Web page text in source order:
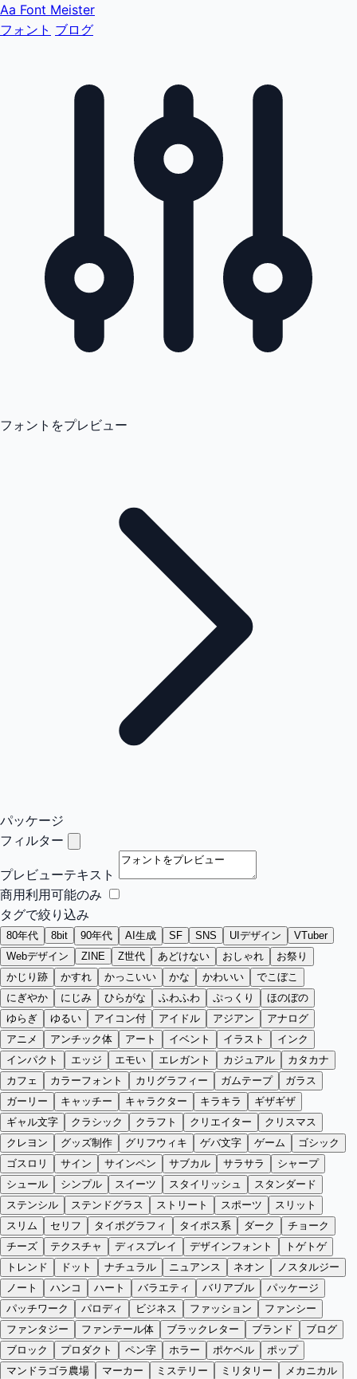
Aa Font Meister
フォント ブログ
フォントをプレビュー
パッケージ
フィルター
プレビューテキスト
商用利用可能のみ
タグで絞り込み
80年代 8bit 90年代 AI生成 SF SNS UIデザイン
VTuber
Webデザイン
ZINE Z世代 あどけない おしゃれ
お祭り
かじり跡
かすれ かっこいい かな かわいい
でこぼこ
にぎやか
にじみ ひらがな ふわふわ ぷっくり
ほのぼの
ゆらぎ
ゆるい アイコン付 アイドル アジアン
アナログ
アニメ
アンチック体 アート イベント イラスト
インク
インパクト
エッジ エモい エレガント カジュアル
カタカナ
カフェ
カラーフォント カリグラフィー ガムテープ
ガラス
ガーリー
キャッチー キャラクター キラキラ
ギザギザ
ギャル文字
クラシック クラフト クリエイター
クリスマス
クレヨン
グッズ制作 グリフウィキ ゲバ文字 ゲーム
ゴシック
ゴスロリ
サイン サインペン サブカル サラサラ
シャープ
シュール
シンプル スイーツ スタイリッシュ
スタンダード
ステンシル
ステンドグラス ストリート スポーツ
スリット
スリム
セリフ タイポグラフィ タイポス系 ダーク
チョーク
チーズ
テクスチャ ディスプレイ デザインフォント
トゲトゲ
トレンド
ドット ナチュラル ニュアンス ネオン
ノスタルジー
ノート
ハンコ ハート バラエティ バリアブル
パッケージ
パッチワーク
パロディ ビジネス ファッション
ファンシー
ファンタジー
ファンテール体 ブラックレター ブランド
ブログ
ブロック
プロダクト ペン字 ホラー ポケベル
ポップ
マンドラゴラ農場
マーカー ミステリー ミリタリー
メカニカル